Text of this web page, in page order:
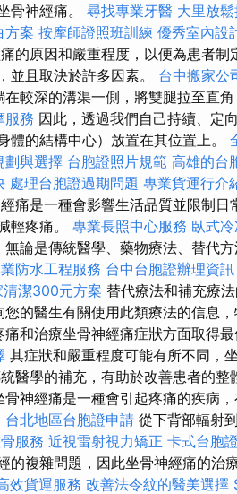
骨神經痛。 尋找專業牙醫 大里放
方案 按摩師證照班訓練 優秀室內設
的原因和嚴重程度，以便為患者制
並且取決於許多因素。 台中搬家公
較深的溝渠一側，將雙腿拉至直
服務 因此，透過我們自己持續、定
體的結構中心）放置在其位置上。
劃與選擇 台胞證照片規範 高雄的台
處理台胞證過期問題 專業貨運行介
痛是一種會影響生活品質並限制日
輕疼痛。 專業長照中心服務 臥式
無論是傳統醫學、藥物療法、替代方
防水工程服務 台中台胞證辦理資訊
清潔300元方案 替代療法和補充療
您的醫生有關使用此類療法的信息
痛和治療坐骨神經痛症狀方面取得最
其症狀和嚴重程度可能有所不同，
醫學的補充，有助於改善患者的整
骨神經痛是一種會引起疼痛的疾病
台北地區台胞證申請 從下背部輻射
服務 近視雷射視力矯正 卡式台胞
的複雜問題，因此坐骨神經痛的治
效貨運服務 改善法令紋的醫美選擇